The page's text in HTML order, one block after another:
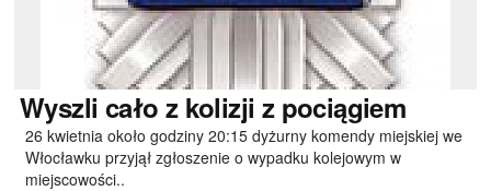
Wyszli cało z kolizji z pociągiem
26 kwietnia około godziny 20:15 dyżurny komendy miejskiej we
Włocławku przyjął zgłoszenie o wypadku kolejowym w
miejscowości..